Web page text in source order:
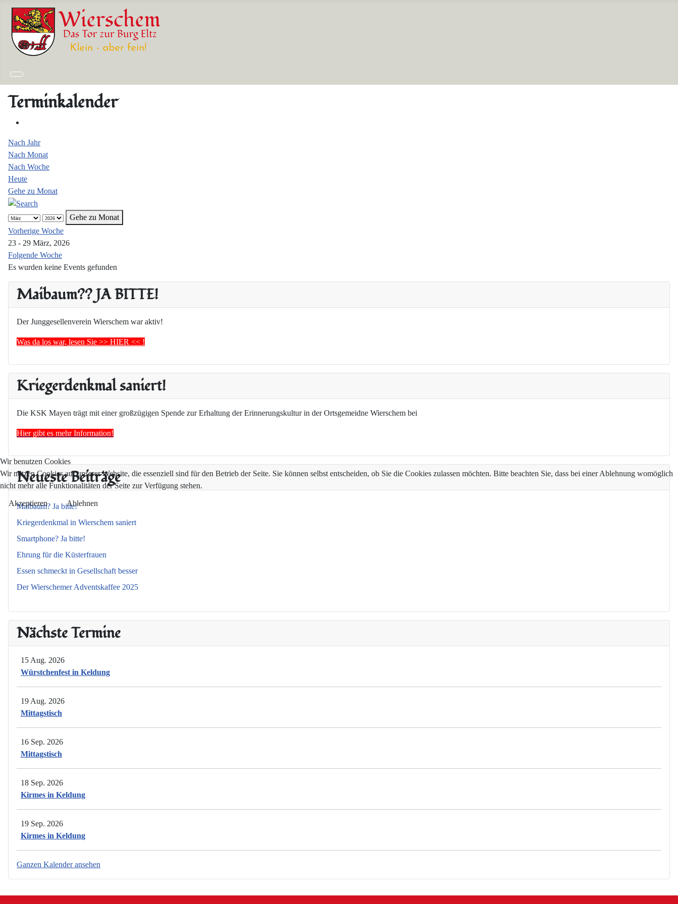
Maibaum?? JA BITTE!
Der Junggesellenverein Wierschem war aktiv!
Was da los war, lesen Sie >> HIER << !
Kriegerdenkmal saniert!
Die KSK Mayen trägt mit einer großzügigen Spende zur Erhaltung der Erinnerungskultur in der Ortsgemeidne Wierschem bei
Hier gibt es mehr Information!
Neueste Beiträge
Maibaum? Ja bitte!
Kriegerdenkmal in Wierschem saniert
Smartphone? Ja bitte!
Ehrung für die Küsterfrauen
Essen schmeckt in Gesellschaft besser
Der Wierschemer Adventskaffee 2025
Nächste Termine
15 Aug. 2026
Würstchenfest in Keldung
19 Aug. 2026
Mittagstisch
16 Sep. 2026
Mittagstisch
18 Sep. 2026
Kirmes in Keldung
19 Sep. 2026
Kirmes in Keldung
Ganzen Kalender ansehen
Terminkalender
Nach Jahr
Nach Monat
Nach Woche
Heute
Gehe zu Monat
Gehe zu Monat
Vorherige Woche
23 - 29 März, 2026
Folgende Woche
Es wurden keine Events gefunden
Wir benutzen Cookies
Wir nutzen Cookies auf unserer Website, die essenziell sind für den Betrieb der Seite. Sie können selbst entscheiden, ob Sie die Cookies zulassen möchten. Bitte beachten Sie, dass bei einer Ablehnung womöglich
nicht mehr alle Funktionalitäten der Seite zur Verfügung stehen.
Akzeptieren Ablehnen